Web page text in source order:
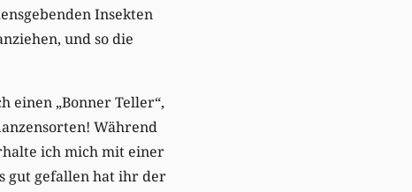
Insekten
und so die
einen „Bonner Teller“,
Während
ich mich mit einer
gut gefallen hat ihr der